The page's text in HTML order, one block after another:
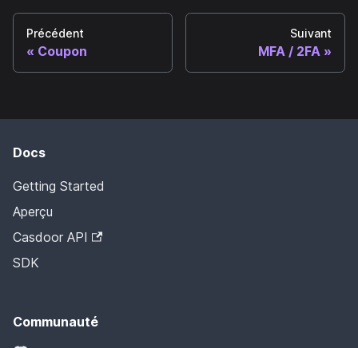
Précédent
Coupon
Suivant
MFA / 2FA
Docs
Getting Started
Aperçu
Casdoor API
SDK
Communauté